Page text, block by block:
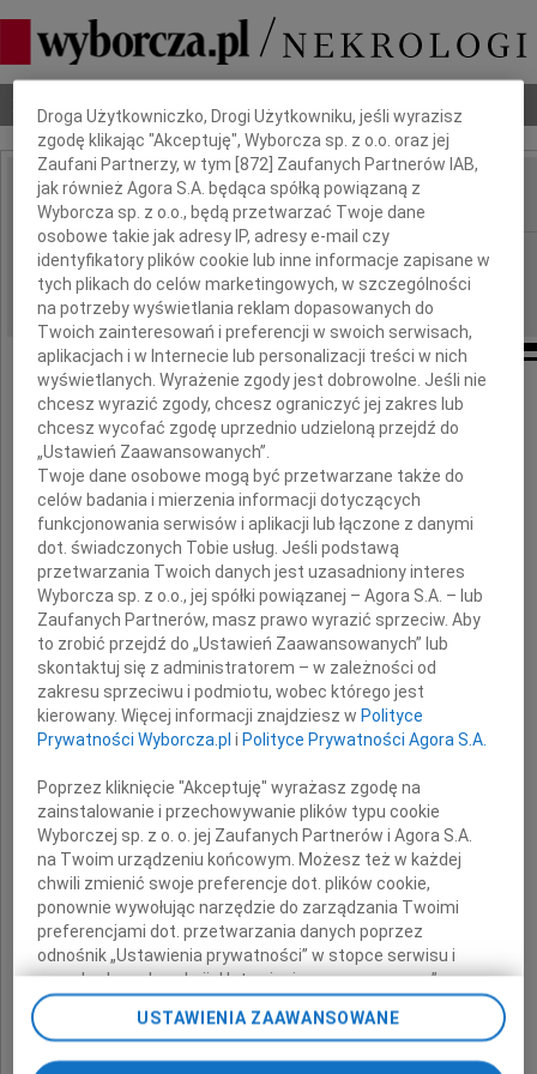
Nekrologi Odeszli Poradnik pogrzebowy
IMIĘ I NAZWISKO:
REGION: Białystok
DATA EMISJI: 22.10.2010
Wyrazy głębokiego współczucia
Pani
Agnieszce Charkiewicz
z powodu śmierci
Matki
składają
Sądu Apelacyjnego w Białymstoku
Dbamy o Twoją prywatność
Droga Użytkowniczko, Drogi Użytkowniku, jeśli wyrazisz
zgodę klikając "Akceptuję", Wyborcza sp. z o.o. oraz jej
Zaufani Partnerzy, w tym [872 ] Zaufanych Partnerów IAB,
jak również Agora S.A. będąca spółką powiązaną z
Wyborcza sp. z o.o., będą przetwarzać Twoje dane
osobowe takie jak adresy IP, adresy e-mail czy
identyfikatory plików cookie lub inne informacje zapisane w
tych plikach do celów marketingowych, w szczególności
na potrzeby wyświetlania reklam dopasowanych do
Twoich zainteresowań i preferencji w swoich serwisach,
aplikacjach i w Internecie lub personalizacji treści w nich
wyświetlanych. Wyrażenie zgody jest dobrowolne. Jeśli nie
chcesz wyrazić zgody, chcesz ograniczyć jej zakres lub
chcesz wycofać zgodę uprzednio udzieloną przejdź do
„Ustawień Zaawansowanych”.
Twoje dane osobowe mogą być przetwarzane także do
celów badania i mierzenia informacji dotyczących
funkcjonowania serwisów i aplikacji lub łączone z danymi
dot. świadczonych Tobie usług. Jeśli podstawą
przetwarzania Twoich danych jest uzasadniony interes
Wyborcza sp. z o.o., jej spółki powiązanej – Agora S.A. – lub
Zaufanych Partnerów, masz prawo wyrazić sprzeciw. Aby
to zrobić przejdź do „Ustawień Zaawansowanych” lub
skontaktuj się z administratorem – w zależności od
zakresu sprzeciwu i podmiotu, wobec którego jest
kierowany. Więcej informacji znajdziesz w Polityce
Prywatności Wyborcza.pl i Polityce Prywatności Agora S.A.
Poprzez kliknięcie "Akceptuję" wyrażasz zgodę na
zainstalowanie i przechowywanie plików typu cookie
Wyborczej sp. z o. o. jej Zaufanych Partnerów i Agora S.A.
na Twoim urządzeniu końcowym. Możesz też w każdej
chwili zmienić swoje preferencje dot. plików cookie,
ponownie wywołując narzędzie do zarządzania Twoimi
preferencjami dot. przetwarzania danych poprzez
odnośnik „Ustawienia prywatności” w stopce serwisu i
przechodząc do sekcji „Ustawienia zaawansowane”.
Zmiana ustawień plików cookie możliwa jest także za
pomocą ustawień przeglądarki.
USTAWIENIA ZAAWANSOWANE